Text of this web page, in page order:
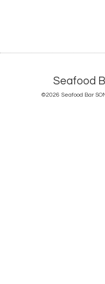
Seafood
©2026 Seafood Bar